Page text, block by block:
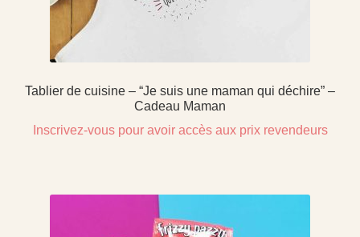
Tablier de cuisine – “Je suis une maman qui déchire” –
Cadeau Maman
Inscrivez-vous pour avoir accès aux prix revendeurs